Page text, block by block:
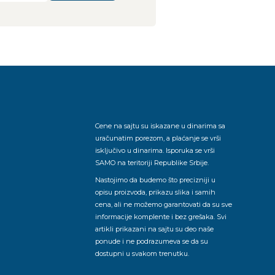
Cene na sajtu su iskazane u dinarima sa
uračunatim porezom, a plaćanje se vrši
isključivo u dinarima. Isporuka se vrši
SAMO na teritoriji Republike Srbije.
Nastojimo da budemo što precizniji u
opisu proizvoda, prikazu slika i samih
cena, ali ne možemo garantovati da su sve
informacije komplente i bez grešaka. Svi
artikli prikazani na sajtu su deo naše
ponude i ne podrazumeva se da su
dostupni u svakom trenutku.